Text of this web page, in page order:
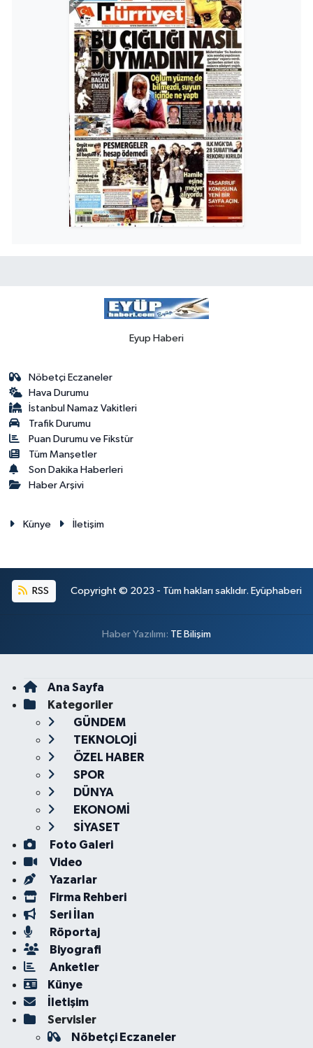
Eyup Haberi
Nöbetçi Eczaneler
Hava Durumu
İstanbul Namaz Vakitleri
Trafik Durumu
Puan Durumu ve Fikstür
Tüm Manşetler
Son Dakika Haberleri
Haber Arşivi
Künye İletişim
RSS Copyright © 2023 - Tüm hakları saklıdır. Eyüphaberi
Haber Yazılımı: TE Bilişim
Ana Sayfa
Kategoriler
GÜNDEM
TEKNOLOJİ
ÖZEL HABER
SPOR
DÜNYA
EKONOMİ
SİYASET
Foto Galeri
Video
Yazarlar
Firma Rehberi
Seri İlan
Röportaj
Biyografi
Anketler
Künye
İletişim
Servisler
Nöbetçi Eczaneler